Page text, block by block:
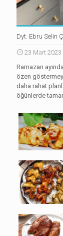
Dyt. Ebru Selin
23 Mart 2023
Ramazan
özen
daha rahat
öğünlerde